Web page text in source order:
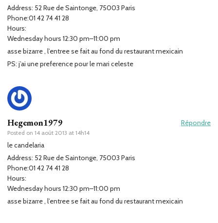
Address: 52 Rue de Saintonge, 75003 Paris
Phone:01 42 74 41 28
Hours:
Wednesday hours 12:30 pm–11:00 pm
asse bizarre , l’entree se fait au fond du restaurant mexicain
PS: j’ai une preference pour le mari celeste
Hegemon1979
Posted on 14 août 2013 at 14h14
Répondre
le candelaria
Address: 52 Rue de Saintonge, 75003 Paris
Phone:01 42 74 41 28
Hours:
Wednesday hours 12:30 pm–11:00 pm
asse bizarre , l’entree se fait au fond du restaurant mexicain